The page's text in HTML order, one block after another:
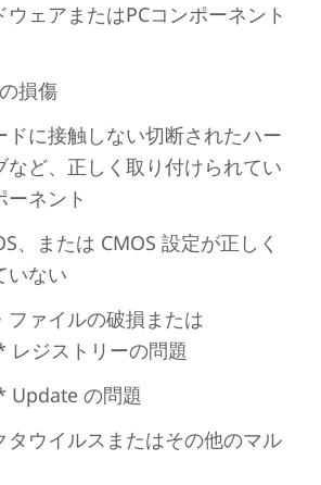
ウェアまたはPCコンポーネント
損傷
ドに接触しない切断されたハー
など、正しく取り付けられてい
ーネント
、または CMOS 設定が正しく
いない
ファイルの破損または
ジストリーの問題
Update の問題
タウイルスまたはその他のマル